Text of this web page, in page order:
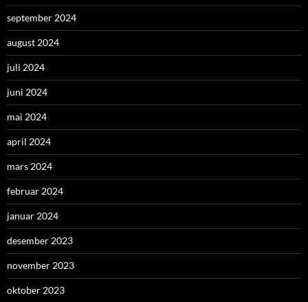
september 2024
august 2024
juli 2024
juni 2024
mai 2024
april 2024
mars 2024
februar 2024
januar 2024
desember 2023
november 2023
oktober 2023